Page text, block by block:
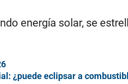
energía solar, se
¿puede eclipsar a